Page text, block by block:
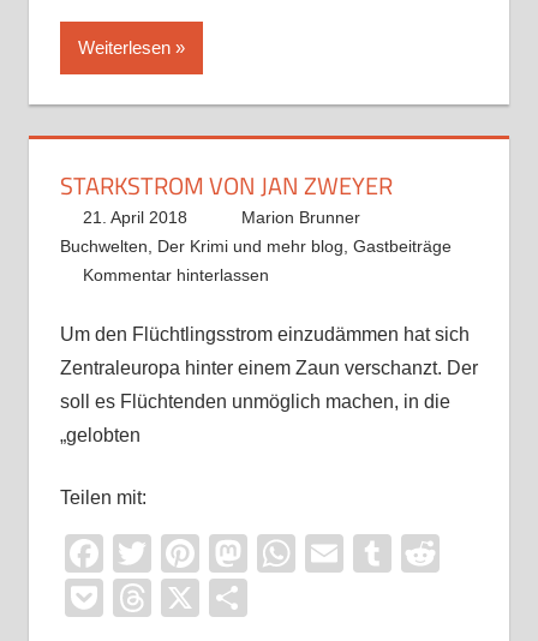
Weiterlesen
STARKSTROM VON JAN ZWEYER
21. April 2018
Marion Brunner
Buchwelten, Der Krimi und mehr blog, Gastbeiträge
Kommentar hinterlassen
Um den Flüchtlingsstrom einzudämmen hat sich
Zentraleuropa hinter einem Zaun verschanzt. Der
soll es Flüchtenden unmöglich machen, in die
„gelobten
Teilen mit:
Facebook
TwitterPinterest
Mastodon
WhatsApp
EmailTumblr
PocketThreads
X